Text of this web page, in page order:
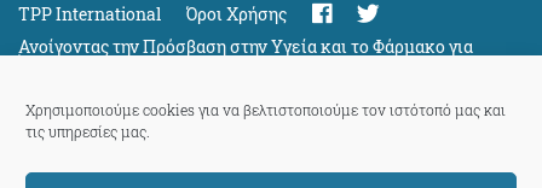
Χρησιμοποιούμε cookies για να βελτιστοποιούμε τον ιστότοπό μας και
τις υπηρεσίες μας.
TPP International
Όροι Χρήσης
Ανοίγοντας την Πρόσβαση στην Υγεία και το Φάρμακο για
Όλους
Support